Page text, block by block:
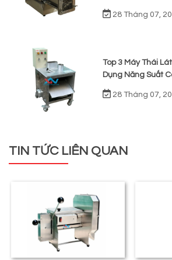
28 Tháng 07,
Top 3 Máy Thái
Dụng Năng Suất
28 Tháng 07,
TIN TỨC LIÊN QUAN